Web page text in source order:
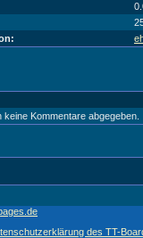
keine Kommentare abgegeben.
des TT-